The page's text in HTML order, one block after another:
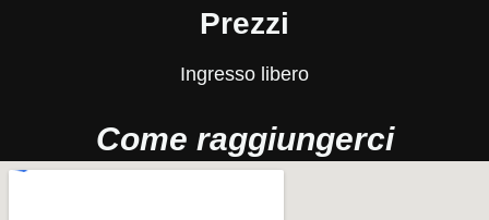
Prezzi
Ingresso libero
Come raggiungerci